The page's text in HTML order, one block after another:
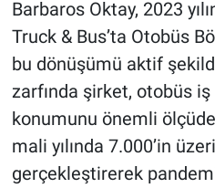
Barbaros Oktay, 2023
Truck & Bus’ta Otobüs
bu dönüşümü aktif
zarfında şirket, otobüs
konumunu önemli
mali yılında 7.000’in
gerçekleştirerek